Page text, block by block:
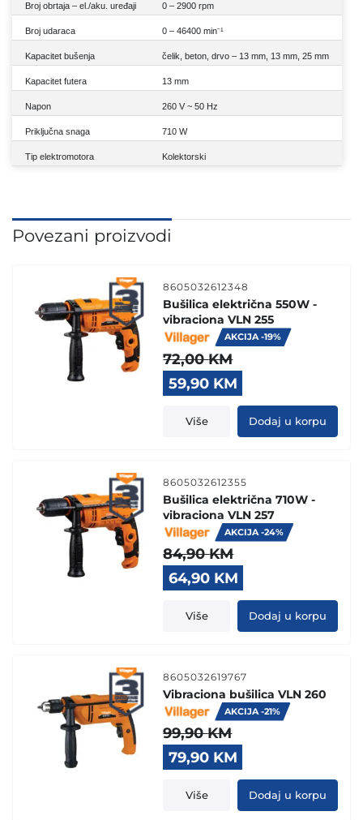
Broj obrtaja – el./aku. uređaji 0 – 2900 rpm
Broj udaraca 0 – 46400 min⁻¹
Kapacitet bušenja čelik, beton, drvo – 13 mm, 13 mm, 25 mm
Kapacitet futera 13 mm
Napon 260 V ~ 50 Hz
Priključna snaga 710 W
Tip elektromotora Kolektorski
Povezani proizvodi
8605032612348
Bušilica električna 550W -
vibraciona VLN 255
AKCIJA -19%
72,00KM
Original
price
was:
59,90 KM
price
is:
59,90 KM.
Više Dodaj u korpu
8605032612355
Bušilica električna 710W -
vibraciona VLN 257
AKCIJA -24%
84,90KM
Original
price
was:
64,90 KM
price
is:
64,90 KM.
Više Dodaj u korpu
8605032619767
Vibraciona bušilica VLN 260
AKCIJA -21%
99,90KM
Original
price
was:
79,90 KM
price
is:
79,90 KM.
Više Dodaj u korpu